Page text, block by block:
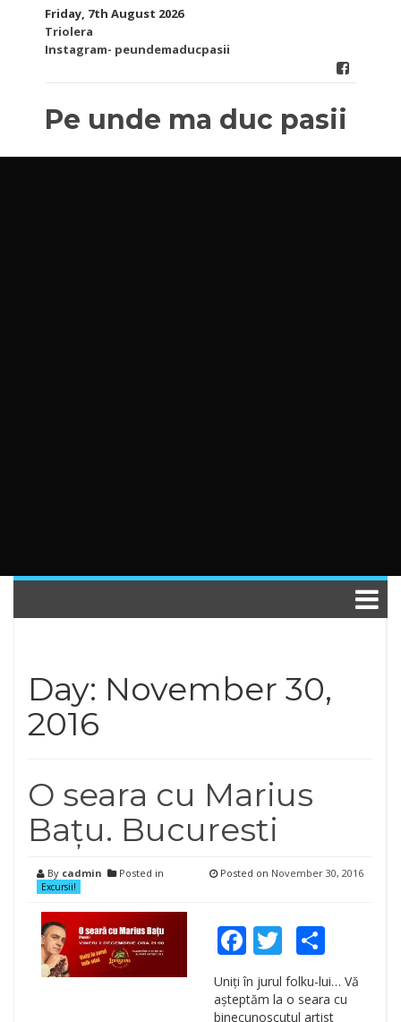
Friday, 7th August 2026
Triolera
Instagram- peundemaducpasii
Pe unde ma duc pasii
Day: November 30,
2016
O seara cu Marius
Bațu. Bucuresti
By cadmin Posted in
Excursii!
Posted on November 30, 2016
Facebook
TwitterShare
Uniți în jurul folku-lui… Vă
așteptăm la o seara cu
binecunoscutul artist